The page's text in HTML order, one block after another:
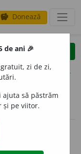
savings Donează
clear
opțiuni
declinări
sinonime
de ani 🎉
zi de zi,
ajuta să păstrăm
și pe viitor.